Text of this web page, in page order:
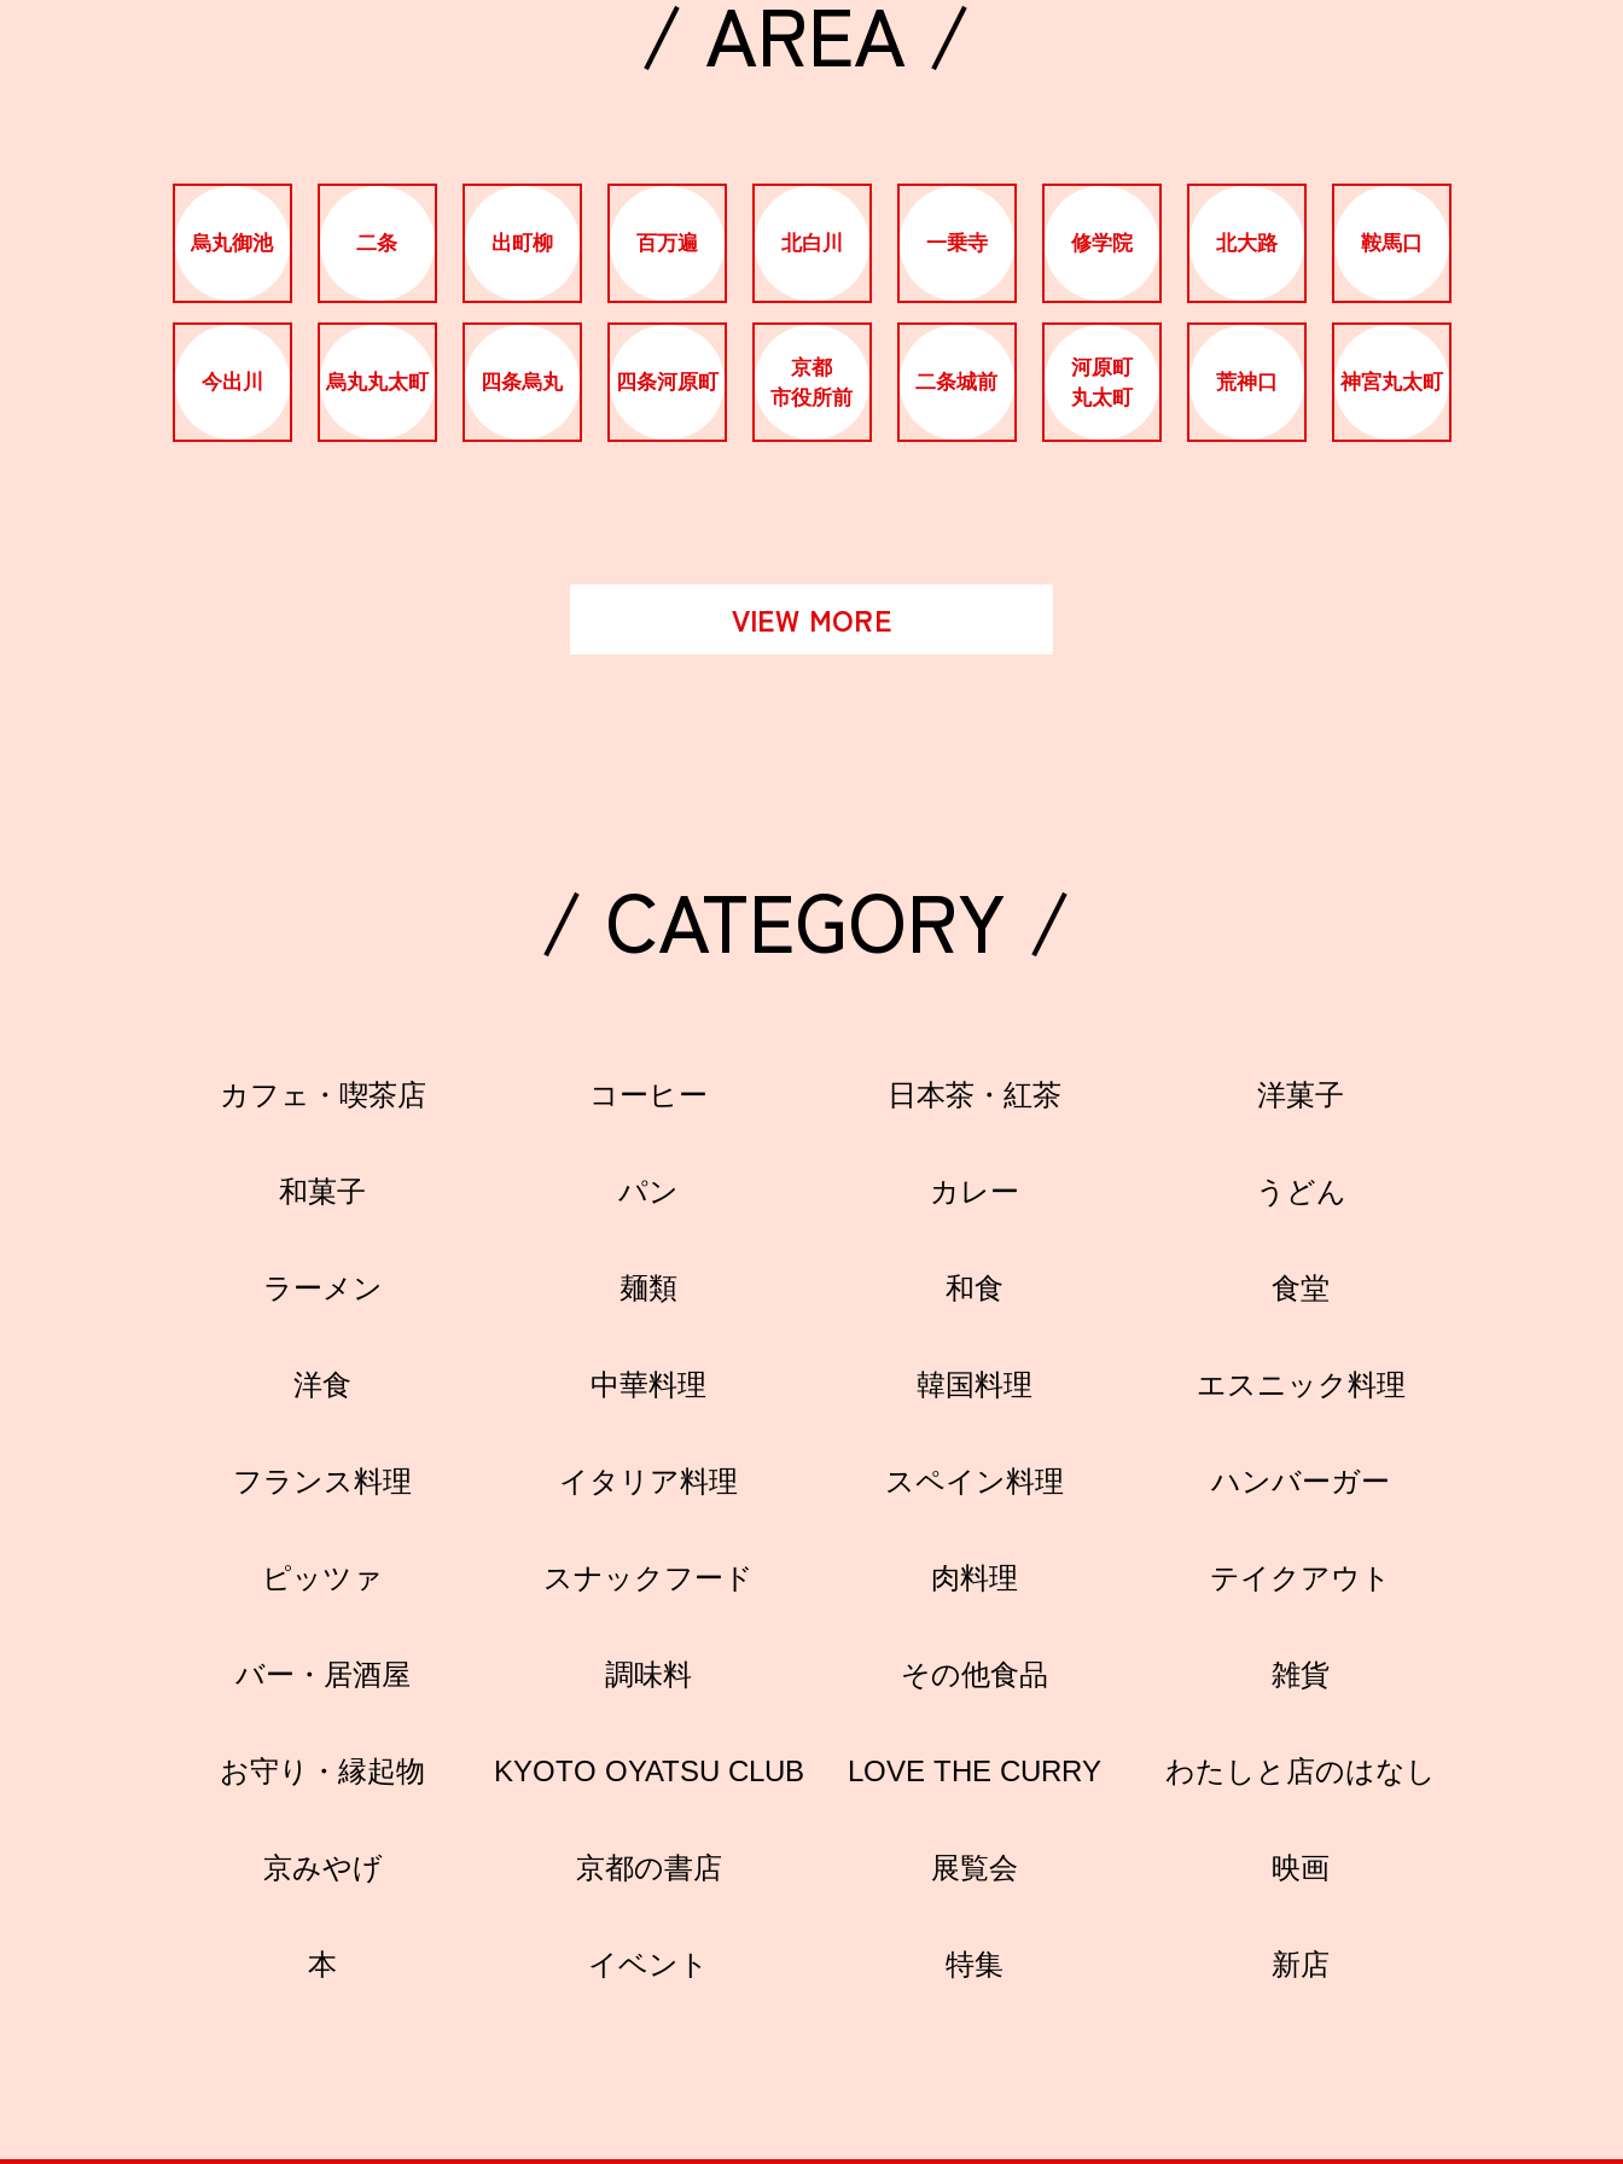
/ AREA /
烏丸御池 二条 出町柳 百万遍 北白川 一乗寺 修学院 北大路 鞍馬口
今出川 烏丸丸太町 四条烏丸 四条河原町
京都
市役所前
二条城前
河原町
丸太町
荒神口 神宮丸太町
VIEW MORE
/ CATEGORY /
カフェ・喫茶店 コーヒー 日本茶・紅茶 洋菓子
和菓子 パン カレー うどん
ラーメン 麺類 和食 食堂
洋食 中華料理 韓国料理 エスニック料理
フランス料理 イタリア料理 スペイン料理 ハンバーガー
ピッツァ スナックフード 肉料理 テイクアウト
バー・居酒屋 調味料 その他食品 雑貨
お守り・縁起物 KYOTO OYATSU CLUB LOVE THE CURRY わたしと店のはなし
京みやげ 京都の書店 展覧会 映画
本 イベント 特集 新店